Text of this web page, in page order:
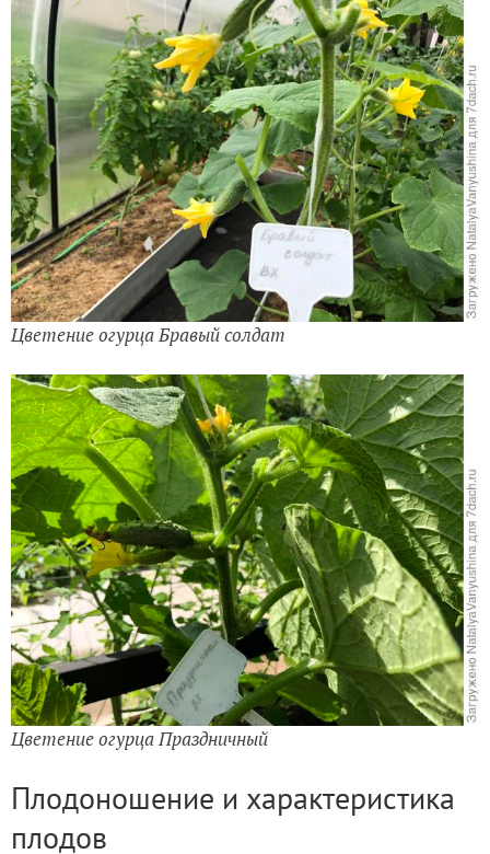
Цветение огурца Бравый солдат
Цветение огурца Праздничный
Плодоношение и характеристика
плодов